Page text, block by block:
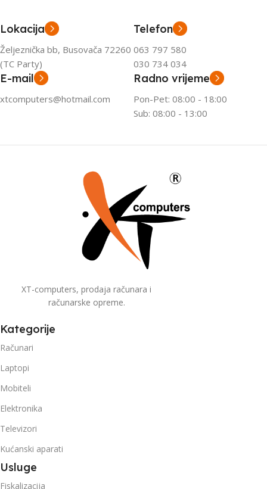
Lokacija
Željeznička bb, Busovača 72260
(TC Party)
Telefon
063 797 580
030 734 034
E-mail
xtcomputers@hotmail.com
Radno vrijeme
Pon-Pet: 08:00 - 18:00
Sub: 08:00 - 13:00
XT-computers, prodaja računara i
računarske opreme.
Kategorije
Računari
Laptopi
Mobiteli
Elektronika
Televizori
Kućanski aparati
Usluge
Fiskalizacija